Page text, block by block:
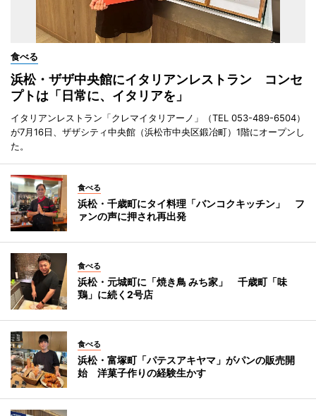
食べる
浜松・ザザ中央館にイタリアンレストラン コンセ
プトは「日常に、イタリアを」
イタリアンレストラン「クレマイタリアーノ」（TEL 053-489-6504）
が7月16日、ザザシティ中央館（浜松市中央区鍛冶町）1階にオープンし
た。
食べる
浜松・千歳町にタイ料理「バンコクキッチン」 フ
ァンの声に押され再出発
食べる
浜松・元城町に「焼き鳥 みち家」 千歳町「味
鶏」に続く2号店
食べる
浜松・富塚町「パテスアキヤマ」がパンの販売開
始 洋菓子作りの経験生かす